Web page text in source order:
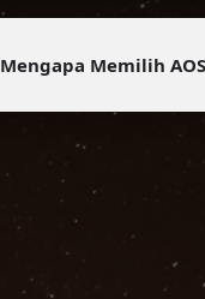
Mengapa Memilih AOS